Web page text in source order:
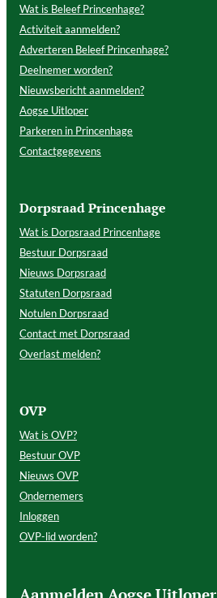
Wat is Beleef Princenhage?
Activiteit aanmelden?
Adverteren Beleef Princenhage?
Deelnemer worden?
Nieuwsbericht aanmelden?
Aogse Uitloper
Parkeren in Princenhage
Contactgegevens
Dorpsraad Princenhage
Wat is Dorpsraad Princenhage
Bestuur Dorpsraad
Nieuws Dorpsraad
Statuten Dorpsraad
Notulen Dorpsraad
Contact met Dorpsraad
Overlast melden?
OVP
Wat is OVP?
Bestuur OVP
Nieuws OVP
Ondernemers
Inloggen
OVP-lid worden?